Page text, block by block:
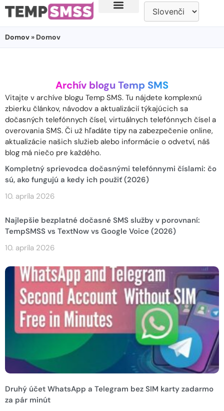
Domov » Domov
Archív blogu Temp SMS
Vitajte v archíve blogu Temp SMS. Tu nájdete komplexnú
zbierku článkov, návodov a aktualizácií týkajúcich sa
dočasných telefónnych čísel, virtuálnych telefónnych čísel a
overovania SMS. Či už hľadáte tipy na zabezpečenie online,
aktualizácie našich služieb alebo informácie o odvetví, náš
blog má niečo pre každého.
Kompletný sprievodca dočasnými telefónnymi číslami: čo
sú, ako fungujú a kedy ich použiť (2026)
10. apríla 2026
Najlepšie bezplatné dočasné SMS služby v porovnaní:
TempSMSS vs TextNow vs Google Voice (2026)
10. apríla 2026
Druhý účet WhatsApp a Telegram bez SIM karty zadarmo
za pár minút